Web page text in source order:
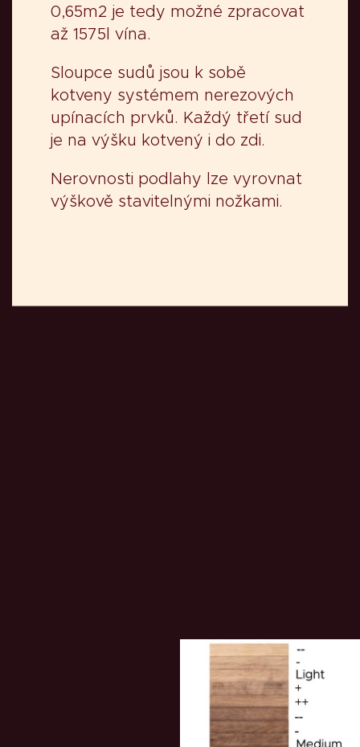
0,65m2 je tedy možné zpracovat
až 1575l vína.
Sloupce sudů jsou k sobě
kotveny systémem nerezových
upínacích prvků. Každý třetí sud
je na výšku kotvený i do zdi.
Nerovnosti podlahy lze vyrovnat
výškově stavitelnými nožkami.